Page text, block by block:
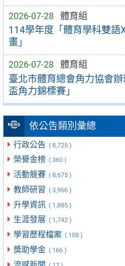
2026-07-28 體育組
114學年度「體育學科雙語
畫」
2026-07-28 體育組
臺北市體育總會角力協會
盃角力錦標賽」
依公告類別彙總
行政公告 ( 8,725 )
榮譽金榜 ( 360 )
活動競賽 ( 8,675 )
教師研習 ( 3,966 )
升學資訊 ( 1,885 )
生涯發展 ( 1,742 )
學習歷程檔案 ( 108 )
獎助學金 ( 166 )